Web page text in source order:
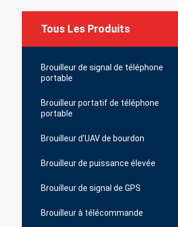
Tous Les Produits
Brouilleur de signal de téléphone
portable
Brouilleur portatif de téléphone
portable
Brouilleur d'UAV de bourdon
Brouilleur de puissance élevée
Brouilleur de signal de GPS
Brouilleur à télécommande